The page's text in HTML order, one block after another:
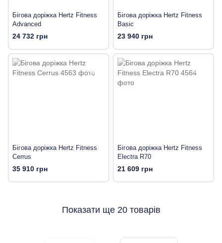
Бігова доріжка Hertz Fitness
Advanced
24 732 грн
Бігова доріжка Hertz Fitness
Basic
23 940 грн
Бігова доріжка Hertz Fitness
Cerrus
35 910 грн
Бігова доріжка Hertz Fitness
Electra R70
21 609 грн
Показати ще 20 товарів